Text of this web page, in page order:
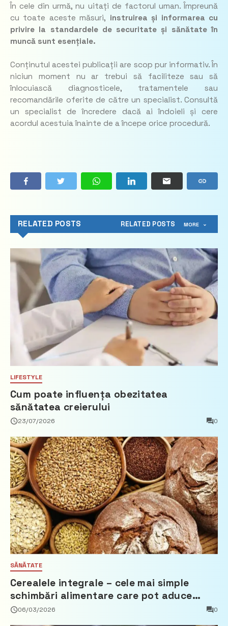
În cele din urmă, nu uitați de factorul uman. Împreună
cu toate aceste măsuri, instruirea și informarea cu
privire la standardele de securitate și sănătate în
muncă sunt esențiale.
Conținutul acestei publicații are scop pur informativ. În
niciun moment nu ar trebui să faciliteze sau să
înlocuiască diagnosticele, tratamentele sau
recomandările oferite de către un specialist. Consultă
un specialist de încredere dacă ai îndoieli și cere
acordul acestuia înainte de a începe orice procedură.
RELATED POSTS RELATED POSTS MORE
LIFESTYLE
Cum poate influența obezitatea
sănătatea creierului
23/07/2026 0
SĂNĂTATE
Cerealele integrale – cele mai simple
schimbări alimentare care pot aduce
beneficii reale
06/03/2026 0